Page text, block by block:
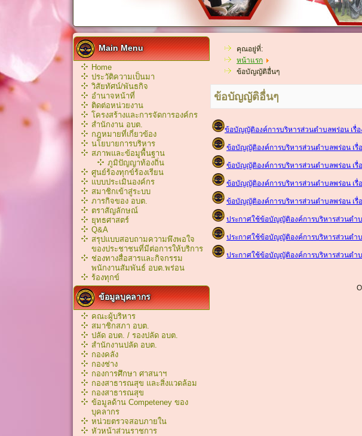
Main Menu
Home
ประวัติความเป็นมา
วิสัยทัศน์/พันธกิจ
อำนาจหน้าที่
ติดต่อหน่วยงาน
โครงสร้างและการจัดการองค์กร
สำนักงาน อบต.
กฎหมายที่เกี่ยวข้อง
นโยบายการบริหาร
สภาพและข้อมูพื้นฐาน
ภูมิปัญญาท้องถิ่น
ศูนย์ร้องทุกข์ร้องเรียน
แบบประเมินองค์กร
สมาชิกเข้าสู่ระบบ
ภารกิจของ อบต.
ตราสัญลักษณ์
ยุทธศาสตร์
Q&A
สรุปแบบสอบถามความพึงพอใจ
ของประชาชนที่มีต่อการให้บริการ
ช่องทางสื่อสารและกิจกรรม
พนักงานสัมพันธ์ อบต.พร่อน
ร้องทุกข์
ข้อมูลบุคลากร
คณะผู้บริหาร
สมาชิกสภา อบต.
ปลัด อบต. / รองปลัด อบต.
สำนักงานปลัด อบต.
กองคลัง
กองช่าง
กองการศึกษา ศาสนาฯ
กองสาธารณสุข และสิ่งแวดล้อม
กองสาธารณสุข
ข้อมูลด้าน Competeney ของ
บุคลากร
หน่วยตรวจสอบภายใน
หัวหน้าส่วนราชการ
คุณอยู่ที่:
หน้าแรก
ข้อบัญญัติอื่นๆ
ข้อบัญญัติอื่นๆ
ข้อบัญญัติองค์การบริหารส่วนตำบลพร่อน เรื่
ข้อบัญญัติองค์การบริหารส่วนตำบลพร่อน เ
ข้อบัญญัติองค์การบริหารส่วนตำบลพร่อน เ
ข้อบัญญัติองค์การบริหารส่วนตำบลพร่อน เ
ข้อบัญญัติองค์การบริหารส่วนตำบลพร่อน เรื่
ประกาศใช้ข้อบัญญัติองค์การบริหารส่วนตำ
ประกาศใช้ข้อบัญญัติองค์การบริหารส่วนตำ
ประกาศใช้ข้อบัญญัติองค์การบริหารส่วนตำ